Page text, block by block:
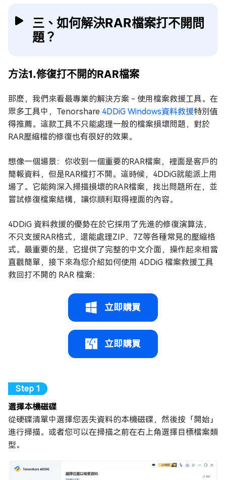
三、如何解決RAR檔案打不開問
題？
方法1.修復打不開的RAR檔案
那麽，我們來看最專業的解決方案 - 使用檔案救援工具。在
眾多工具中，Tenorshare 4DDiG Windows資料救援特別值
得推薦。這款工具不只能處理一般的檔案損壞問題，對於
RAR壓縮檔的修復也有很好的效果。
想像一個場景：你收到一個重要的RAR檔案，裡面是客戶的
簡報資料，但是RAR檔打不開。這時候，4DDiG就能派上用
場了。它能夠深入掃描損壞的RAR檔案，找出問題所在，並
嘗試修復檔案結構，讓你順利取得裡面的內容。
4DDiG 資料救援的優勢在於它採用了先進的修復演算法，
不只支援RAR格式，還能處理ZIP、7Z等各種常見的壓縮格
式。最重要的是，它提供了完整的中文介面，操作起來相當
直觀簡單，接下來為您介紹如何使用 4DDiG 檔案救援工具
救回打不開的 RAR 檔案：
立即購買
立即購買
選擇本機磁碟
從硬碟清單中選擇您丟失資料的本機磁碟，然後按「開始」
進行掃描。或者您可以在掃描之前在右上角選擇目標檔案類
型。